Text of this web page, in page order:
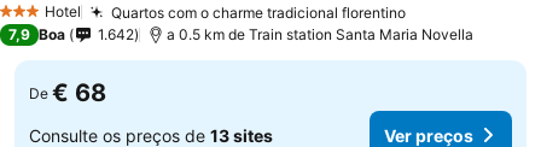
3 EstrelasHotel Quartos com o charme tradicional florentino
7,9 Boa 1.642 a 0.5 km de Train station Santa Maria Novella
De € 68
Consulte os preços de 13 sites Ver preços